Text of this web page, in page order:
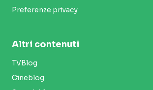
Preferenze privacy
Altri contenuti
TVBlog
Cineblog